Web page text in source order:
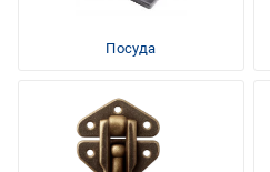
Посуда